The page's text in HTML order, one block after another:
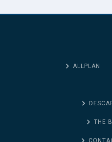
ALLPLAN
THE